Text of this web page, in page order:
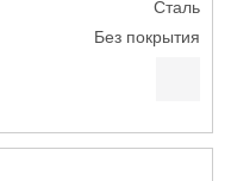
Сталь
Без покрытия